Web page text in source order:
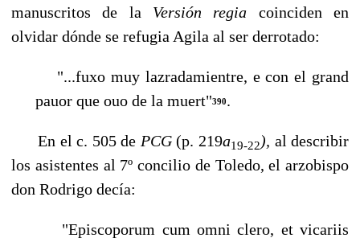
manuscritos de la Versión regia coinciden en
olvidar dónde se refugia Agila al ser derrotado:
"...fuxo muy lazradamientre, e con el grand
pauor que ouo de la muert"390.
En el c. 505 de PCG(p. 219a19-22), al describir
los asistentes al 7º concilio de Toledo, el arzobispo
don Rodrigo decía:
"Episcoporum cum omni clero, et vicariis